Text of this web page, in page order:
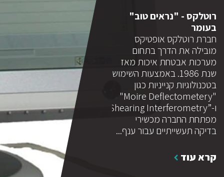
- "נראים טוב"
רוטלקס אופטיקס
את הדרך בתחום
אבטחת איכות מאז
שנת 1986. באמצעות השימוש
קנייניות כגון
"Moire Deflectometery"
ו-”Shearing Interferometry",
החברה מכשירי
תעשייתיים עבור ענף...
עוד
מדיגוס - המצלמה הקטנה
בעולם, ממריאה לחלל
חברת מדיגוס, חברה ישראלית
למכשור רפואי , נוסדה בשנת
2000 ועוסקת בפיתוח
פרוצדורות וטכנולוגיות
אנדוסקופיות חדשניות. בשנת
2003 העביר מייסדה של
החברה ומי שהיה אז מנהלה
הכללי,...
קרא